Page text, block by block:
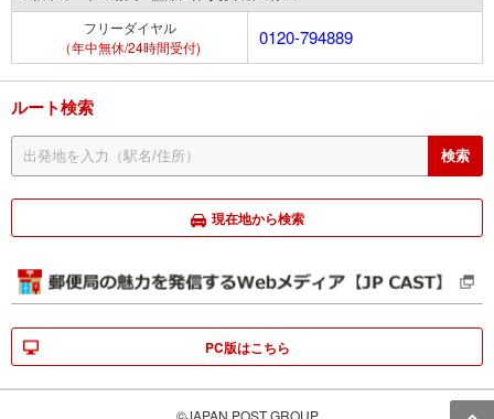
フリーダイヤル
（年中無休/24時間受付)
0120-794889
ルート検索
現在地から検索
PC版はこちら